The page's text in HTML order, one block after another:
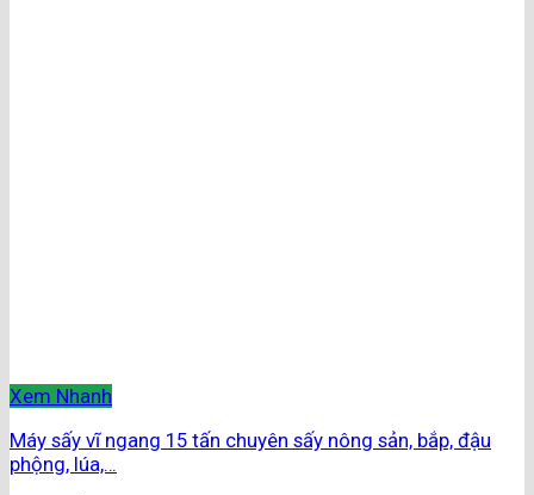
Xem Nhanh
Máy sấy vĩ ngang 15 tấn chuyên sấy nông sản, bắp, đậu
phộng, lúa,…